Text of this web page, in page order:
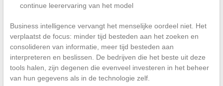
continue leerervaring van het model
Business intelligence vervangt het menselijke oordeel niet. Het
verplaatst de focus: minder tijd besteden aan het zoeken en
consolideren van informatie, meer tijd besteden aan
interpreteren en beslissen. De bedrijven die het beste uit deze
tools halen, zijn degenen die evenveel investeren in het beheer
van hun gegevens als in de technologie zelf.